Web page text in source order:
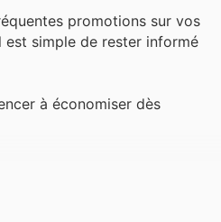
promotions sur vos
est simple de rester informé
à économiser dès